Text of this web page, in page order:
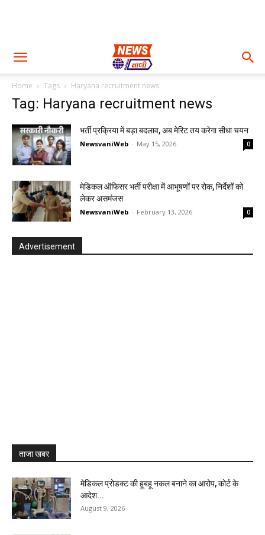
Home Tags Haryana recruitment news
Tag: Haryana recruitment news
भर्ती प्रक्रिया में बड़ा बदलाव, अब मेरिट तय करेगा सीधा चयन
NewsvaniWeb - May 15, 2026 0
मेडिकल ऑफिसर भर्ती परीक्षा में आभूषणों पर रोक, निर्देशों को
लेकर असमंजस
NewsvaniWeb - February 13, 2026 0
Advertisement
ताजा खबर
मेडिकल प्रोडक्ट की हूबहू नकल बनाने का आरोप, कोर्ट के
आदेश...
August 9, 2026